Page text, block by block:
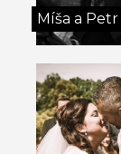
Míša a Petr